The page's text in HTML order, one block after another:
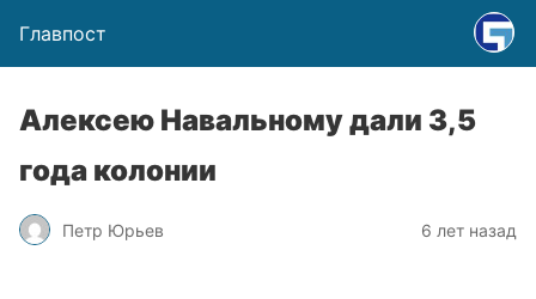
Главпост
Алексею Навальному дали 3,5
года колонии
Петр Юрьев 6 лет назад